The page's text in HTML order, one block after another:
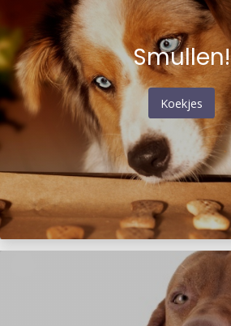
Smullen!
Koekjes